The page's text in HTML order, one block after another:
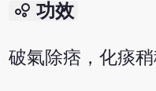
bubble_chart 功效
破氣除痞，化痰稍